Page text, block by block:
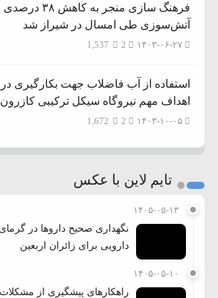
فرهنگ سازی منجر به
آتش‌سوزی طی امسال در شیراز شد
۱۴۰۳-۰۶-۲۷ 1,537
استفاده از آب فاضلاب جهت بکارگیری در
اهداف مهم نیروگاه سیکل ترکیبی کازرون
۱۴۰۳-۱۰-۰۵ 1,672
تایم لاین با عکس
۱۴۰۵-۰۵-۱۳
نگهداری صحیح داروها در
دارویی برای زائران اربعین
۱۴۰۵-۰۵-۱۰
راهکارهای پیشگیری از